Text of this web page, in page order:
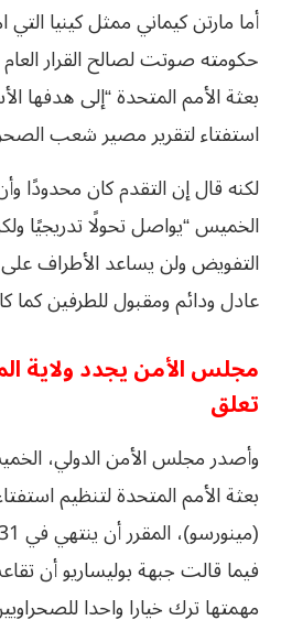
أما مارتن كيماني ممثل كينيا
حكومته صوتت لصالح القرار
بعثة الأمم المتحدة “إلى هدفها
استفتاء لتقرير مصير شعب
لكنه قال إن التقدم كان محدودًا
الخميس “يواصل تحولًا تدريجيًا
التفويض ولن يساعد الأطراف
عادل ودائم ومقبول للطرفين
مجلس الأمن يجدد ولاية
تعلق
وأصدر مجلس الأمن الدولي،
بعثة الأمم المتحدة لتنظيم
فيما قالت جبهة بوليساريو أن
مهمتها ترك خيارا واحدا